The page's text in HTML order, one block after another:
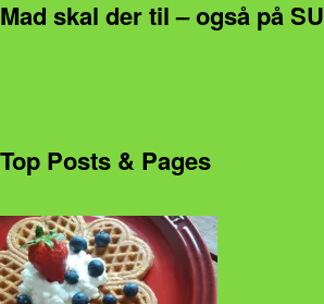
Mad skal der til – også på SU
Top Posts & Pages